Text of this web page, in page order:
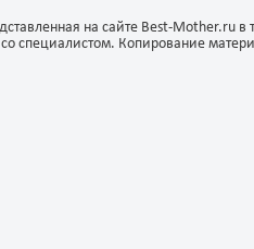
на сайте Best-Mother.ru
специалистом. Копирование